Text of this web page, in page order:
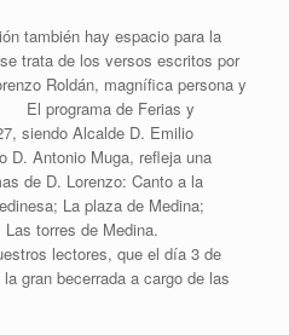
también hay espacio para la
trata de los versos escritos por
Roldán, magnífica persona y
programa de Ferias y
siendo Alcalde D. Emilio
D. Antonio Muga, refleja una
de D. Lorenzo: Canto a la
La plaza de Medina;
Las torres de Medina.
lectores, que el día 3 de
gran becerrada a cargo de las